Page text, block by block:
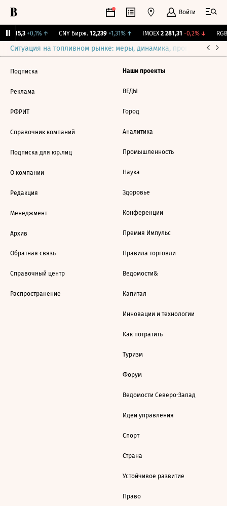
Войти
115,3 +0,1%↑ CNY Бирж. 12,239 +1,31%↑ IMOEX 2 281,31 -0,2%↓
Ситуация на топливном рынке: меры, динамика, прогнозы
Подписка
Реклама
РФРИТ
Справочник компаний
Подписка для юр.лиц
О компании
Редакция
Менеджмент
Архив
Обратная связь
Справочный центр
Распространение
Наши проекты
ВЕДЫ
Город
Аналитика
Промышленность
Наука
Здоровье
Конференции
Премия Импульс
Правила торговли
Ведомости&
Капитал
Инновации и технологии
Как потратить
Туризм
Форум
Ведомости Северо-Запад
Идеи управления
Спорт
Страна
Устойчивое развитие
Право